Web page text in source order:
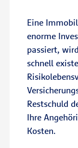
Eine
enorme
passiert,
schnell
Restschuld
Ihre
Kosten.